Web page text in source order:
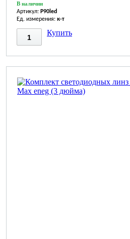
В наличии
Артикул: P90led
Ед. измерения: к-т
Купить